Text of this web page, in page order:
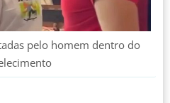
pelo homem dentro do